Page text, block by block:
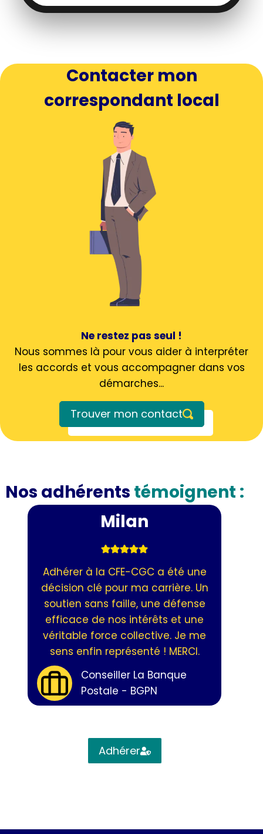
Contacter mon
correspondant local
Ne restez pas seul !
Nous sommes là pour vous aider à interpréter
les accords et vous accompagner dans vos
démarches...
Trouver mon contact
Nos adhérents témoignent :
Milan
Adhérer à la CFE-CGC a été une
décision clé pour ma carrière. Un
soutien sans faille, une défense
efficace de nos intérêts et une
véritable force collective. Je me
sens enfin représenté ! MERCI.
Conseiller La Banque
Postale - BGPN
Adhérer